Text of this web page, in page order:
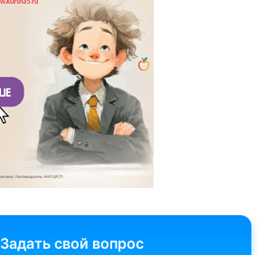
Задать свой вопрос